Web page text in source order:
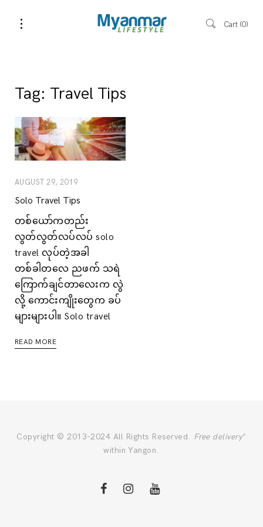
Cart 0
Tag: Travel Tips
AUGUST 29, 2019
Solo Travel Tips
တစ်ယော်ကတည်း
လွတ်လွတ်လပ်လပ် solo
travel လုပ်တဲ့အခါ
တစ်ခါတလေ ညဖက် သရဲ
ကြောက်ချင်တာလေးက လွဲ
လို့ ကောင်းကျိုးတွေက ခပ်
များများပါ။ Solo travel
READ MORE
Copyright © 2013-2024 All Rights Reserved. Free delivery*
within Yangon.